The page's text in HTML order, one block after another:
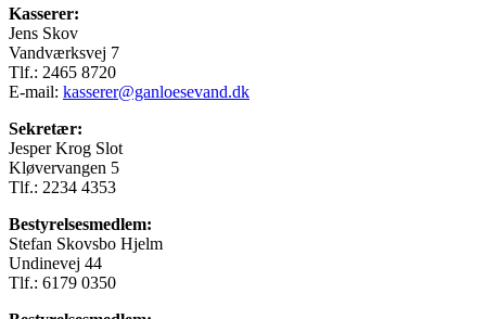
Kasserer:
Jens Skov
Vandværksvej 7
Tlf.: 2465 8720
E-mail: kasserer@ganloesevand.dk
Sekretær:
Jesper Krog Slot
Kløvervangen 5
Tlf.: 2234 4353
Bestyrelsesmedlem:
Stefan Skovsbo Hjelm
Undinevej 44
Tlf.: 6179 0350